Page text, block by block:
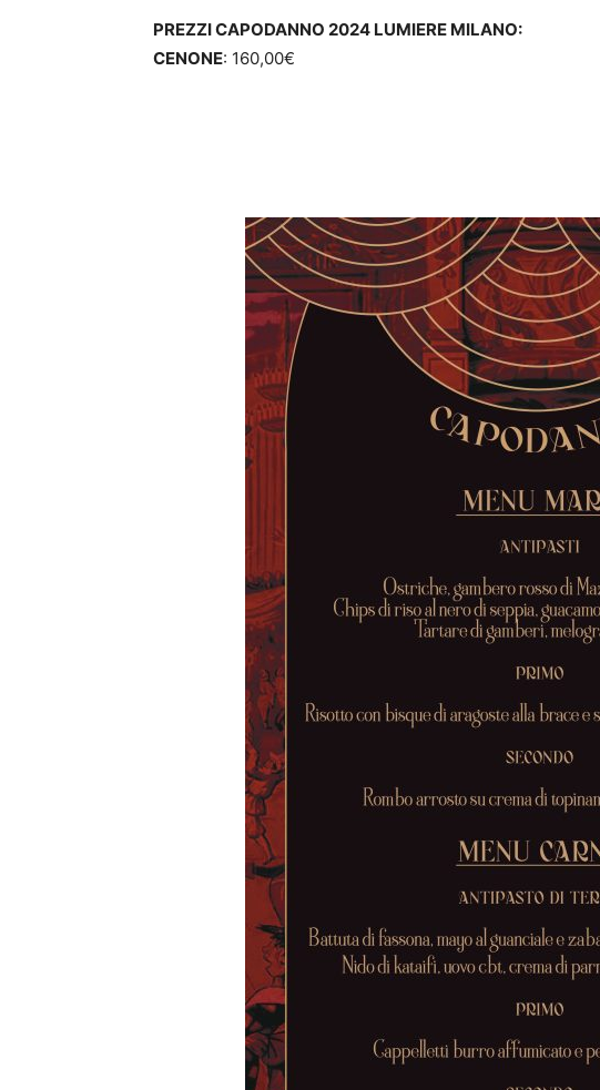
PREZZI CAPODANNO 2024 LUMIERE MILANO:
CENONE: 160,00€